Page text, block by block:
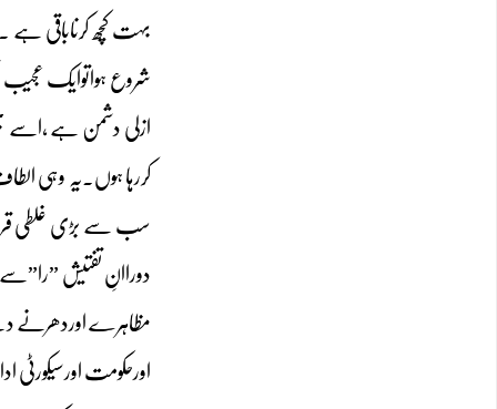
بہت کچھ کرناباقی ہے
ازلی دشمن ہے ،اسے
کررہا ہوں۔یہ وہی
سب سے بڑی غلطی
دوراانِ تفتیش ”را”سے
مظاہرے اوردھرنے
اورحکومت اورسیکورٹی